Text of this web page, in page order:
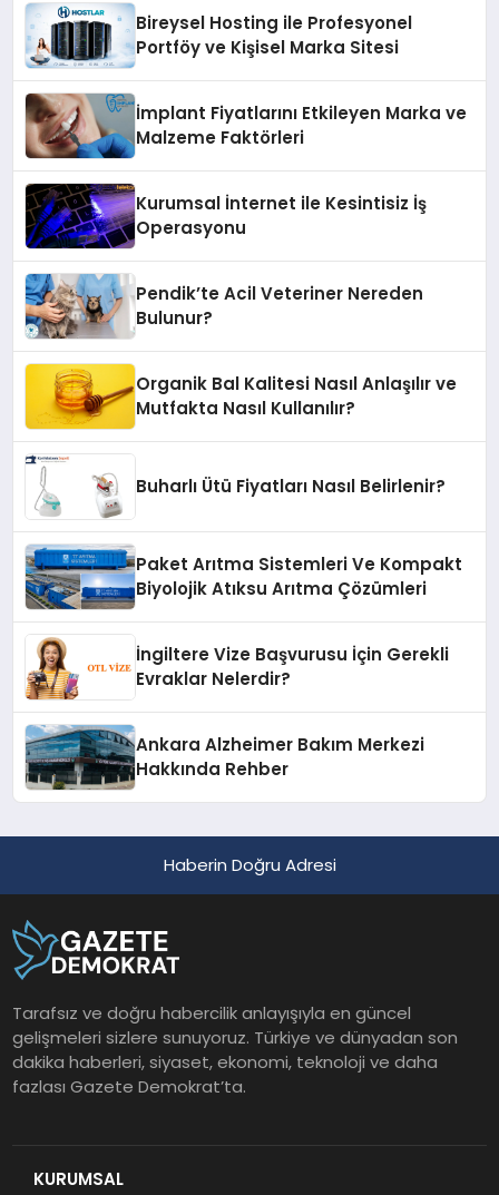
Bireysel Hosting ile Profesyonel
Portföy ve Kişisel Marka Sitesi
İmplant Fiyatlarını Etkileyen Marka ve
Malzeme Faktörleri
Kurumsal İnternet ile Kesintisiz İş
Operasyonu
Pendik’te Acil Veteriner Nereden
Bulunur?
Organik Bal Kalitesi Nasıl Anlaşılır ve
Mutfakta Nasıl Kullanılır?
Buharlı Ütü Fiyatları Nasıl Belirlenir?
Paket Arıtma Sistemleri Ve Kompakt
Biyolojik Atıksu Arıtma Çözümleri
İngiltere Vize Başvurusu İçin Gerekli
Evraklar Nelerdir?
Ankara Alzheimer Bakım Merkezi
Hakkında Rehber
Haberin Doğru Adresi
Tarafsız ve doğru habercilik anlayışıyla en güncel
gelişmeleri sizlere sunuyoruz. Türkiye ve dünyadan son
dakika haberleri, siyaset, ekonomi, teknoloji ve daha
fazlası Gazete Demokrat’ta.
KURUMSAL